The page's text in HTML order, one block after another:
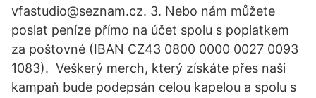
vfastudio@seznam.cz. 3. Nebo nám můžete
poslat peníze přímo na účet spolu s poplatkem
za poštovné (IBAN CZ43 0800 0000 0027 0093
1083). ️ Veškerý merch, který získáte přes naši
kampaň bude podepsán celou kapelou a spolu s